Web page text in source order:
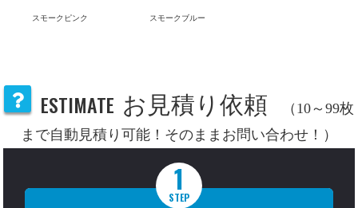
スモークピンク スモークブルー
ESTIMATE お見積り依頼
（10～99枚
まで自動見積り可能！そのままお問い合わせ！）
1
STEP